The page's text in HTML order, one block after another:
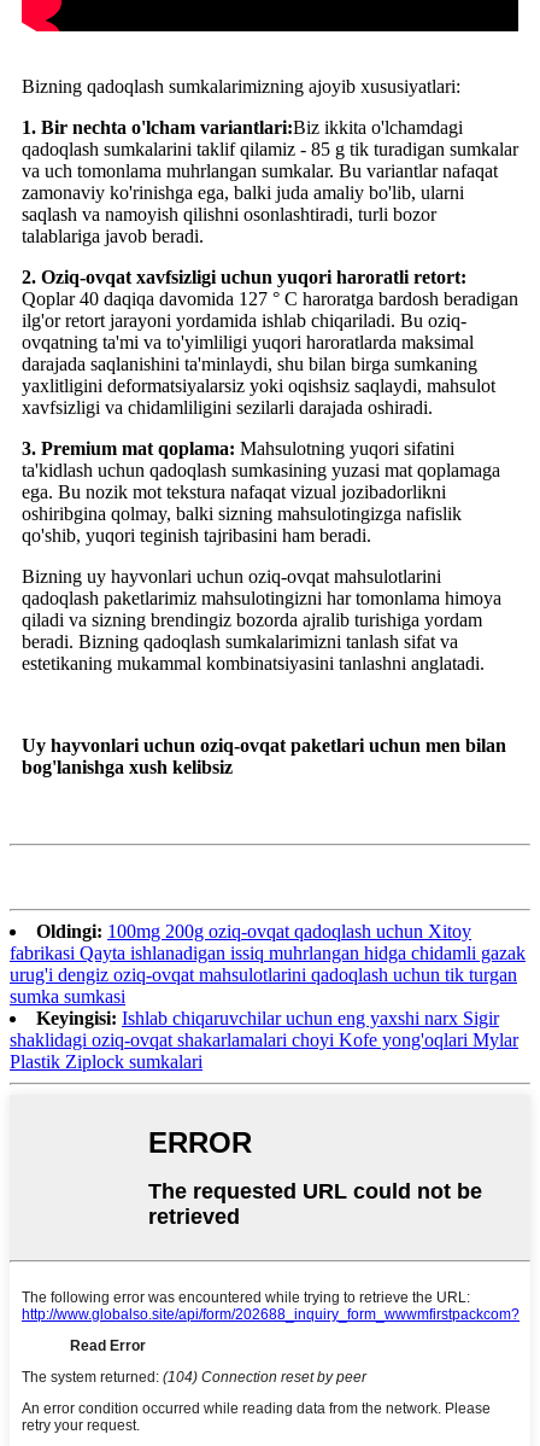
Bizning qadoqlash sumkalarimizning ajoyib xususiyatlari:
1. Bir nechta o'lcham variantlari:Biz ikkita o'lchamdagi
qadoqlash sumkalarini taklif qilamiz - 85 g tik turadigan sumkalar
va uch tomonlama muhrlangan sumkalar. Bu variantlar nafaqat
zamonaviy ko'rinishga ega, balki juda amaliy bo'lib, ularni
saqlash va namoyish qilishni osonlashtiradi, turli bozor
talablariga javob beradi.
2. Oziq-ovqat xavfsizligi uchun yuqori haroratli retort:
Qoplar 40 daqiqa davomida 127 ° C haroratga bardosh beradigan
ilg'or retort jarayoni yordamida ishlab chiqariladi. Bu oziq-
ovqatning ta'mi va to'yimliligi yuqori haroratlarda maksimal
darajada saqlanishini ta'minlaydi, shu bilan birga sumkaning
yaxlitligini deformatsiyalarsiz yoki oqishsiz saqlaydi, mahsulot
xavfsizligi va chidamliligini sezilarli darajada oshiradi.
3. Premium mat qoplama: Mahsulotning yuqori sifatini
ta'kidlash uchun qadoqlash sumkasining yuzasi mat qoplamaga
ega. Bu nozik mot tekstura nafaqat vizual jozibadorlikni
oshiribgina qolmay, balki sizning mahsulotingizga nafislik
qo'shib, yuqori teginish tajribasini ham beradi.
Bizning uy hayvonlari uchun oziq-ovqat mahsulotlarini
qadoqlash paketlarimiz mahsulotingizni har tomonlama himoya
qiladi va sizning brendingiz bozorda ajralib turishiga yordam
beradi. Bizning qadoqlash sumkalarimizni tanlash sifat va
estetikaning mukammal kombinatsiyasini tanlashni anglatadi.
Uy hayvonlari uchun oziq-ovqat paketlari uchun men bilan
bog'lanishga xush kelibsiz
Oldingi: 100mg 200g oziq-ovqat qadoqlash uchun Xitoy
fabrikasi Qayta ishlanadigan issiq muhrlangan hidga chidamli gazak
urug'i dengiz oziq-ovqat mahsulotlarini qadoqlash uchun tik turgan
sumka sumkasi
Keyingisi: Ishlab chiqaruvchilar uchun eng yaxshi narx Sigir
shaklidagi oziq-ovqat shakarlamalari choyi Kofe yong'oqlari Mylar
Plastik Ziplock sumkalari